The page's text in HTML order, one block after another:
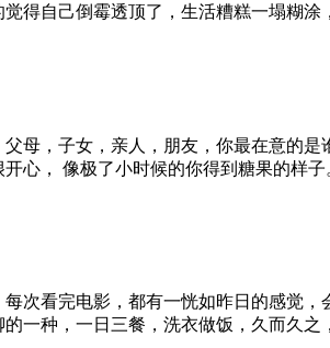
得自己倒霉透顶了，生活糟糕一塌糊
母，子女，亲人，朋友，你最在意的
心， 像极了小时候的你得到糖果的样
次看完电影，都有一恍如昨日的感觉
的一种，一日三餐，洗衣做饭，久而久